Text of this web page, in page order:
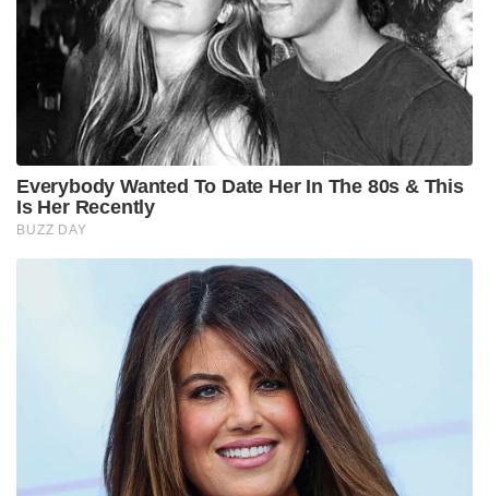
Everybody Wanted To Date Her In The 80s & This
Is Her Recently
BUZZ DAY